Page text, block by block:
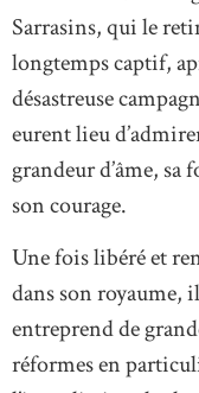
Sarrasins, qui le
longtemps captif,
désastreuse
eurent lieu
grandeur d’âme, sa
son courage.
Une fois libéré et
dans son royaume,
entreprend de
réformes en